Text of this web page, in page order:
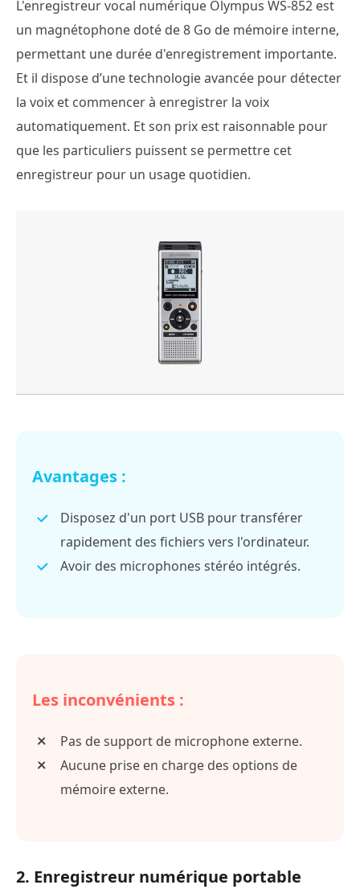
L'enregistreur vocal numérique Olympus WS-852 est
un magnétophone doté de 8 Go de mémoire interne,
permettant une durée d'enregistrement importante.
Et il dispose d’une technologie avancée pour détecter
la voix et commencer à enregistrer la voix
automatiquement. Et son prix est raisonnable pour
que les particuliers puissent se permettre cet
enregistreur pour un usage quotidien.
Avantages :
Disposez d'un port USB pour transférer
rapidement des fichiers vers l'ordinateur.
Avoir des microphones stéréo intégrés.
Les inconvénients :
Pas de support de microphone externe.
Aucune prise en charge des options de
mémoire externe.
2. Enregistreur numérique portable